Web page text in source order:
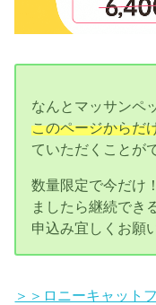
なんとマッサンペ
このページからだ
ていただくことが
数量限定で今だけ
ましたら継続でき
申込み宜しくお願
＞＞ロニーキャット